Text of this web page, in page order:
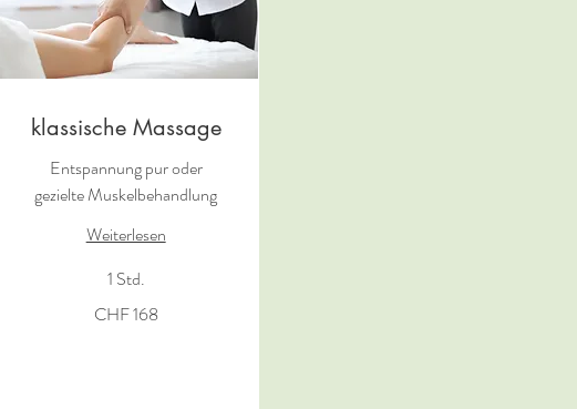
klassische Massage
Entspannung pur oder
gezielte Muskelbehandlung
Weiterlesen
1 Std.
CHF 168